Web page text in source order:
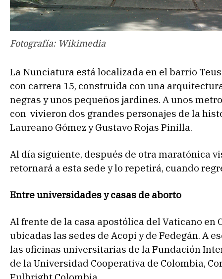
Fotografía: Wikimedia
La Nunciatura está localizada en el barrio
con carrera 15, construida con una
negras y unos pequeños jardines. A unos
con vivieron dos grandes personajes de la
Laureano Gómez y Gustavo Rojas Pinilla.
Al día siguiente, después de otra maratónica
retornará a esta sede y lo repetirá, cuando
Entre universidades y casas de aborto
Al frente de la casa apostólica del Vaticano en
ubicadas las sedes de Acopi y de Fedegán. A
las oficinas universitarias de la Fundación
de la Universidad Cooperativa de Colombia,